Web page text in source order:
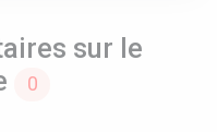
sur le
0